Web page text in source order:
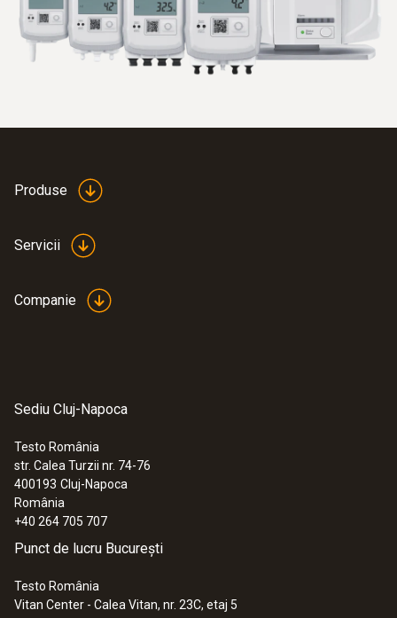
Produse
Servicii
Companie
Sediu Cluj-Napoca
Testo România
str. Calea Turzii nr. 74-76
400193 Cluj-Napoca
România
+40 264 705 707
Punct de lucru București
Testo România
Vitan Center - Calea Vitan, nr. 23C, etaj 5